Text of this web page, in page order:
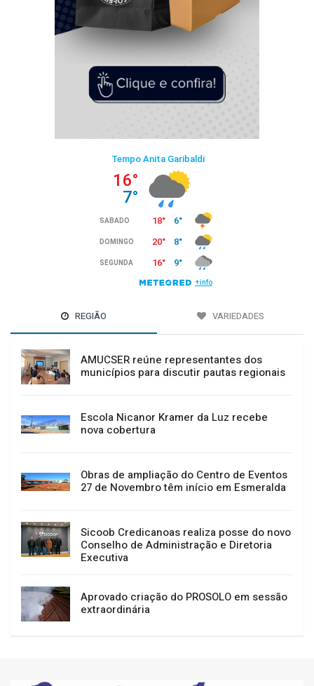
REGIÃO VARIEDADES
AMUCSER reúne representantes dos
municípios para discutir pautas regionais
Escola Nicanor Kramer da Luz recebe
nova cobertura
Obras de ampliação do Centro de Eventos
27 de Novembro têm início em Esmeralda
Sicoob Credicanoas realiza posse do novo
Conselho de Administração e Diretoria
Executiva
Aprovado criação do PROSOLO em sessão
extraordinária